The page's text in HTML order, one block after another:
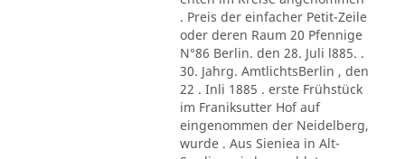
. Preis der einfacher Petit-Zeile
oder deren Raum 20 Pfennige
N°86 Berlin. den 28. Juli l885. .
30. Jahrg. AmtlichtsBerlin , den
22 . Inli 1885 . erste Frühstück
im Franiksutter Hof auf
eingenommen der Neidelberg,
wurde . Aus Sieniea in Alt-